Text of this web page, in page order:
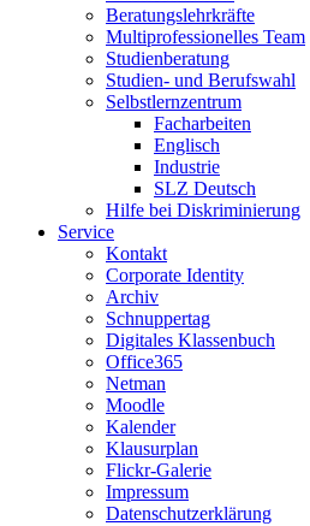
Beratungslehrkräfte
Multiprofessionelles Team
Studienberatung
Studien- und Berufswahl
Selbstlernzentrum
Facharbeiten
Englisch
Industrie
SLZ Deutsch
Hilfe bei Diskriminierung
Service
Kontakt
Corporate Identity
Archiv
Schnuppertag
Digitales Klassenbuch
Office365
Netman
Moodle
Kalender
Klausurplan
Flickr-Galerie
Impressum
Datenschutzerklärung